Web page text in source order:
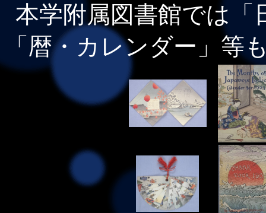
本学附属図書館では「
「暦・カレンダー」等